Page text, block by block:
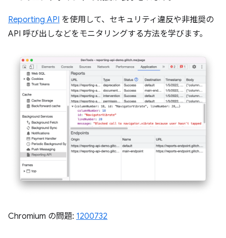
Reporting API を使用して、セキュリティ違反や非推奨の
API 呼び出しなどをモニタリングする方法を学びます。
Chromium の問題: 1200732